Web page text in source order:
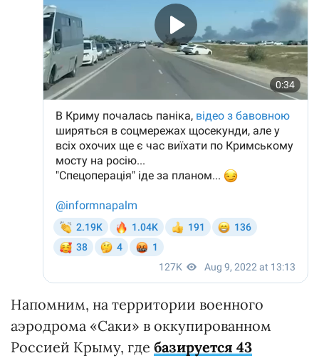
Напомним, на территории военного
аэродрома «Саки» в оккупированном
Россией Крыму, где базируется 43